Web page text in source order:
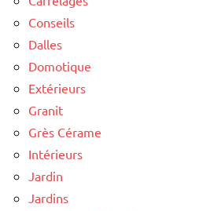
Conseils
Dalles
Domotique
Extérieurs
Granit
Grès Cérame
Intérieurs
Jardin
Jardins